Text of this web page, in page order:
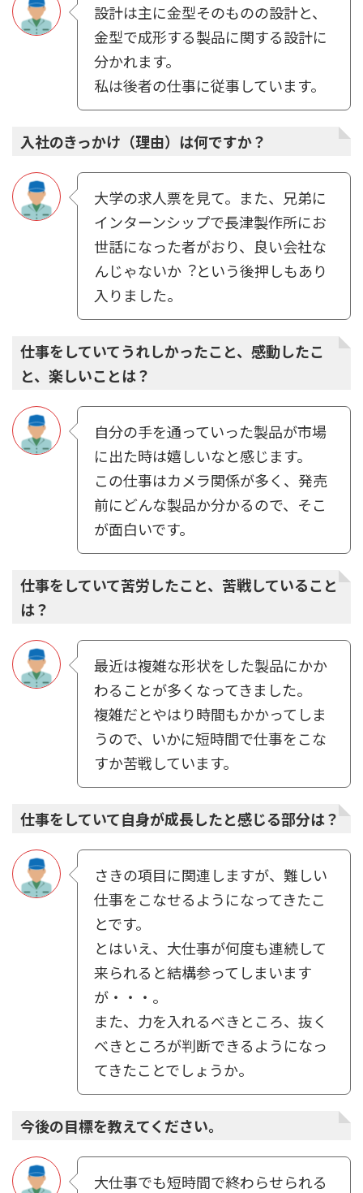
設計は主に⾦型そのものの設計と、
⾦型で成形する製品に関する設計に
分かれます。
私は後者の仕事に従事しています。
入社のきっかけ（理由）は何ですか？
⼤学の求⼈票を⾒て。また、兄弟に
インターンシップで⻑津製作所にお
世話になった者がおり、良い会社な
んじゃないか︖という後押しもあり
⼊りました。
仕事をしていてうれしかったこと、感動したこ
と、楽しいことは？
⾃分の⼿を通っていった製品が市場
に出た時は嬉しいなと感じます。
この仕事はカメラ関係が多く、発売
前にどんな製品か分かるので、そこ
が⾯⽩いです。
仕事をしていて苦労したこと、苦戦していること
は？
最近は複雑な形状をした製品にかか
わることが多くなってきました。
複雑だとやはり時間もかかってしま
うので、いかに短時間で仕事をこな
すか苦戦しています。
仕事をしていて自身が成長したと感じる部分は？
さきの項⽬に関連しますが、難しい
仕事をこなせるようになってきたこ
とです。
とはいえ、⼤仕事が何度も連続して
来られると結構参ってしまいます
が・・・。
また、⼒を⼊れるべきところ、抜く
べきところが判断できるようになっ
てきたことでしょうか。
今後の目標を教えてください。
⼤仕事でも短時間で終わらせられる